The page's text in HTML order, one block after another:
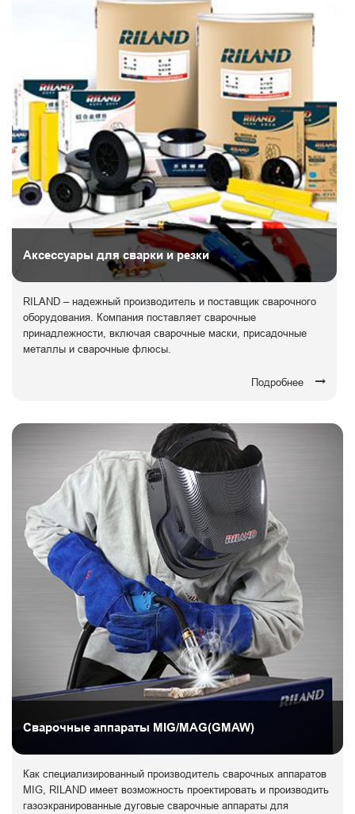
Аксессуары для сварки и резки
RILAND – надежный производитель и поставщик сварочного
оборудования. Компания поставляет сварочные
принадлежности, включая сварочные маски, присадочные
металлы и сварочные флюсы.
Подробнее
Сварочные аппараты MIG/MAG(GMAW)
Как специализированный производитель сварочных аппаратов
MIG, RILAND имеет возможность проектировать и производить
газоэкранированные дуговые сварочные аппараты для